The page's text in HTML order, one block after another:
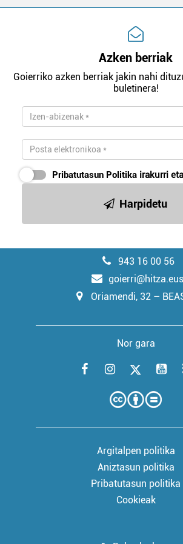
Azken berriak
Goierriko azken berriak jakin nahi
buletinera!
Pribatutasun Politika irakurri
Harpidetu
943 16 00 56
goierri@hitza.eus
Oriamendi, 32 –
Nor gara
Argitalpen politika
Aniztasun politika
Pribatutasun politika
Cookieak